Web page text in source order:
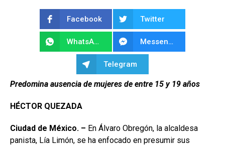
Facebook Twitter
WhatsApp Messenger
Telegram
Predomina ausencia de mujeres de entre 15 y 19 años
HÉCTOR QUEZADA
Ciudad de México. – En Álvaro Obregón, la alcaldesa
panista, Lía Limón, se ha enfocado en presumir sus